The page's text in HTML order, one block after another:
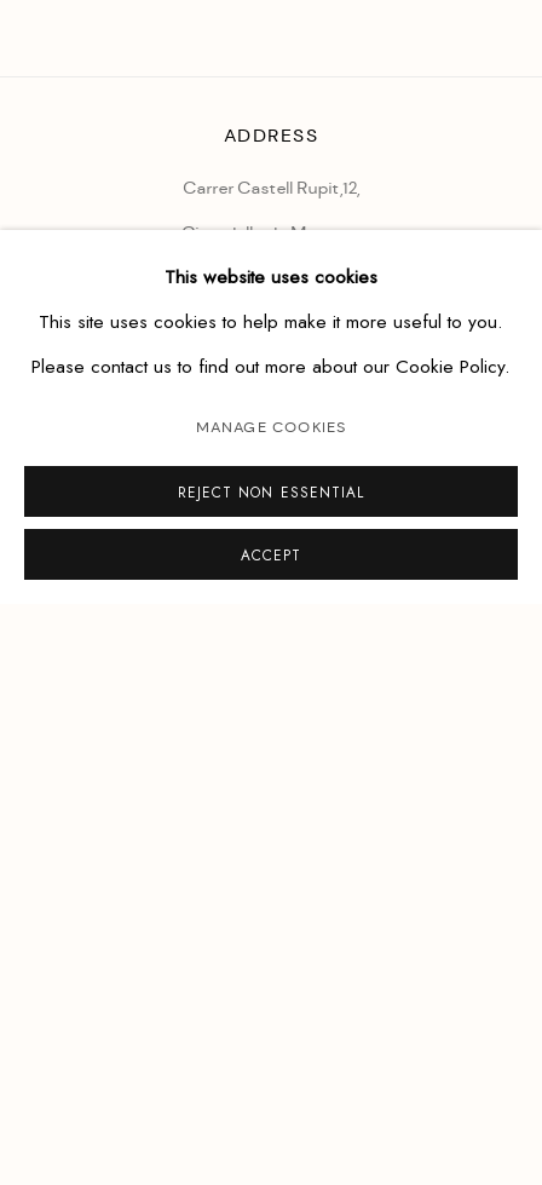
ADDRESS
Carrer Castell Rupit,12,
Ciutadella de Menorca
HOURS
Monday - Saturday
1030 - 1330
&
1730 - 2030
CONTACT US
This website uses cookies
This site uses cookies to help make it more useful to you.
Please contact us to find out more about our Cookie Policy.
MANAGE COOKIES
REJECT NON ESSENTIAL
ACCEPT